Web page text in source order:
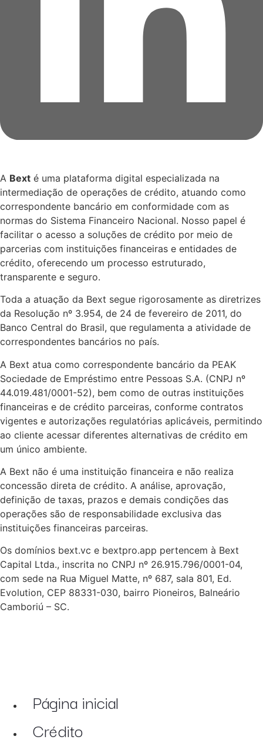
A Bext é uma plataforma digital especializada na
intermediação de operações de crédito, atuando como
correspondente bancário em conformidade com as
normas do Sistema Financeiro Nacional. Nosso papel é
facilitar o acesso a soluções de crédito por meio de
parcerias com instituições financeiras e entidades de
crédito, oferecendo um processo estruturado,
transparente e seguro.
Toda a atuação da Bext segue rigorosamente as diretrizes
da Resolução nº 3.954, de 24 de fevereiro de 2011, do
Banco Central do Brasil, que regulamenta a atividade de
correspondentes bancários no país.
A Bext atua como correspondente bancário da PEAK
Sociedade de Empréstimo entre Pessoas S.A. (CNPJ nº
44.019.481/0001-52), bem como de outras instituições
financeiras e de crédito parceiras, conforme contratos
vigentes e autorizações regulatórias aplicáveis, permitindo
ao cliente acessar diferentes alternativas de crédito em
um único ambiente.
A Bext não é uma instituição financeira e não realiza
concessão direta de crédito. A análise, aprovação,
definição de taxas, prazos e demais condições das
operações são de responsabilidade exclusiva das
instituições financeiras parceiras.
Os domínios bext.vc e bextpro.app pertencem à Bext
Capital Ltda., inscrita no CNPJ nº 26.915.796/0001-04,
com sede na Rua Miguel Matte, nº 687, sala 801, Ed.
Evolution, CEP 88331-030, bairro Pioneiros, Balneário
Camboriú – SC.
Página inicial
Crédito